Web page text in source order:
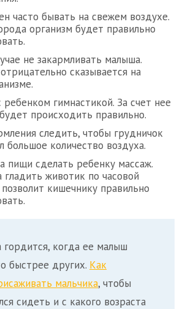
часто бывать на свежем воздухе.
организм будет правильно
не закармливать малыша.
сказывается на
ребенком гимнастикой. За счет нее
происходить правильно.
следить, чтобы грудничок
большое количество воздуха.
пищи сделать ребенку массаж.
животик по часовой
кишечнику правильно
когда ее малыш
быстрее других. Как
мальчика, чтобы
сидеть и с какого возраста